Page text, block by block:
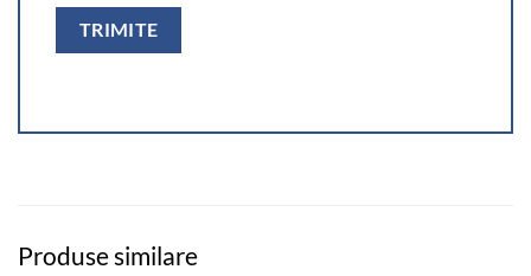
Produse similare